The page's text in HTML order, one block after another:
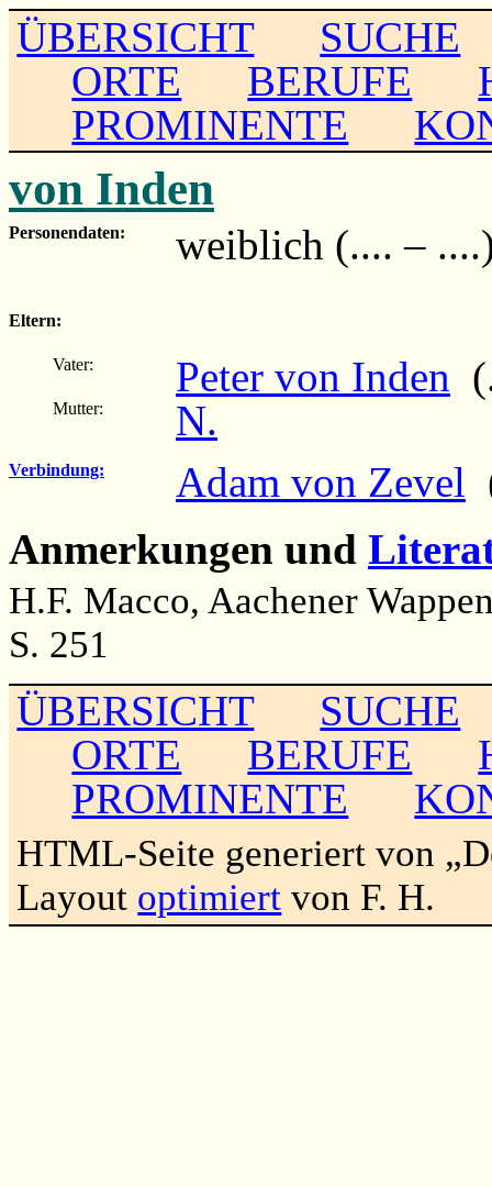
ÜBERSICHT
SUCHE
ORTE
BERUFE
PROMINENTE
von Inden
Personendaten: weiblich (.... –
Eltern:
Vater: Peter von Inden
Mutter: N.
Verbindung: Adam von Zevel
Anmerkungen und
H.F. Macco, Aachener
S. 251
ÜBERSICHT
SUCHE
ORTE
BERUFE
PROMINENTE
HTML-Seite generiert von
Layout optimiert von F. H.